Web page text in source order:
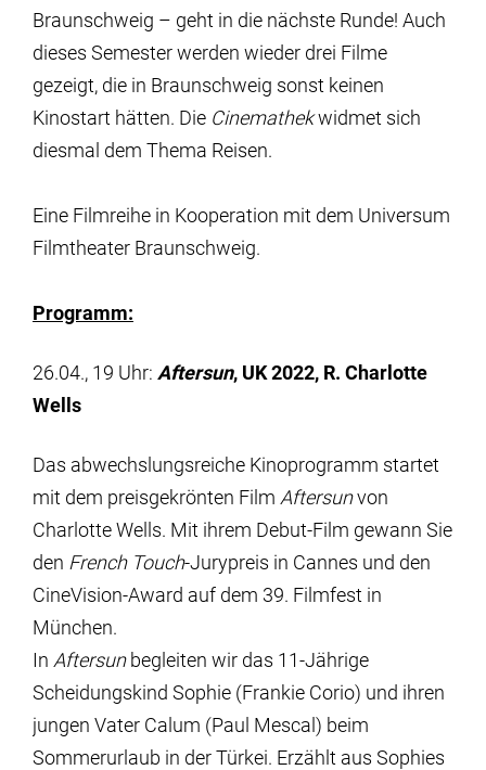
Braunschweig – geht in die nächste Runde! Auch
dieses Semester werden wieder drei Filme
gezeigt, die in Braunschweig sonst keinen
Kinostart hätten. Die Cinemathekwidmet sich
diesmal dem Thema Reisen.
Eine Filmreihe in Kooperation mit dem Universum
Filmtheater Braunschweig.
Programm:
26.04., 19 Uhr: Aftersun, UK 2022, R. Charlotte
Wells
Das abwechslungsreiche Kinoprogramm startet
mit dem preisgekrönten Film Aftersunvon
Charlotte Wells. Mit ihrem Debut-Film gewann Sie
den French Touch-Jurypreis in Cannes und den
CineVision-Award auf dem 39. Filmfest in
München.
In Aftersun begleiten wir das 11-Jährige
Scheidungskind Sophie (Frankie Corio) und ihren
jungen Vater Calum (Paul Mescal) beim
Sommerurlaub in der Türkei. Erzählt aus Sophies